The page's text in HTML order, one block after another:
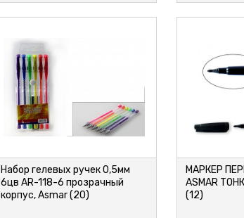
Набор гелевых ручек 0,5мм
6цв AR-118-6 прозрачный
корпус, Asmar (20)
МАРКЕР
ASMAR
(12)